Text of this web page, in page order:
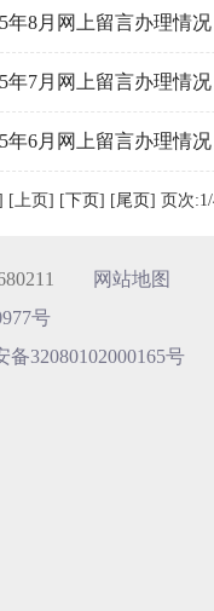
年8月网上留言办理情况
年7月网上留言办理情况
年6月网上留言办理情况
[上页] [下页] [尾页]页次
网站地图
号
备32080102000165号